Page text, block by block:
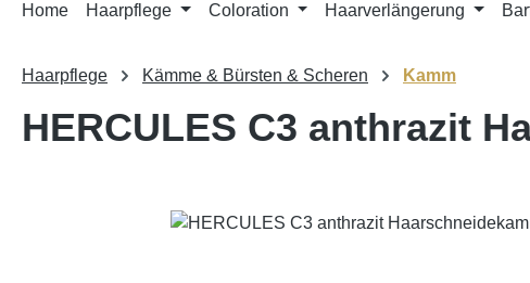
Home Haarpflege Coloration Haarverlängerung
Haarpflege Kämme & Bürsten & Scheren Kamm
HERCULES C3 anthrazit
Bildergalerie überspringen